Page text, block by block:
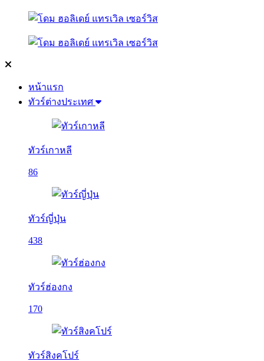
หน้าแรก
ทัวร์ต่างประเทศ
ทัวร์เกาหลี
86
ทัวร์ญี่ปุ่น
438
ทัวร์ฮ่องกง
170
ทัวร์สิงคโปร์